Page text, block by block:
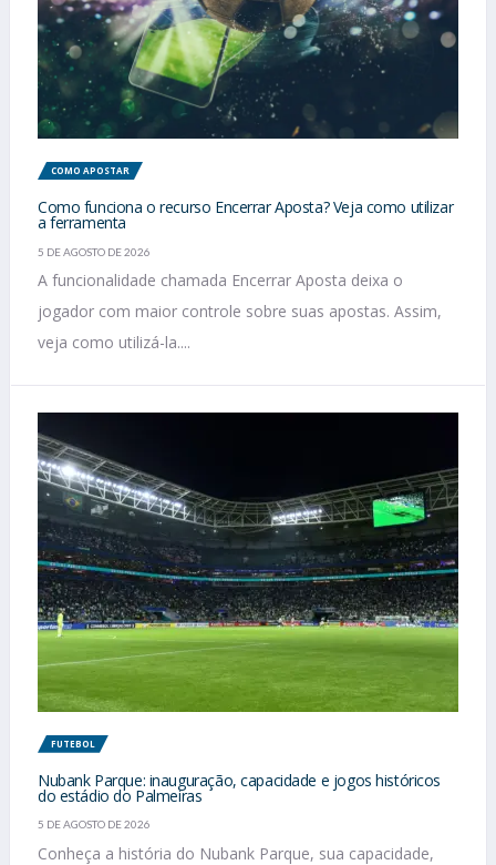
COMO APOSTAR
Como funciona o recurso Encerrar Aposta? Veja como utilizar
a ferramenta
5 DE AGOSTO DE 2026
A funcionalidade chamada Encerrar Aposta deixa o
jogador com maior controle sobre suas apostas. Assim,
veja como utilizá-la....
FUTEBOL
Nubank Parque: inauguração, capacidade e jogos históricos
do estádio do Palmeiras
5 DE AGOSTO DE 2026
Conheça a história do Nubank Parque, sua capacidade,